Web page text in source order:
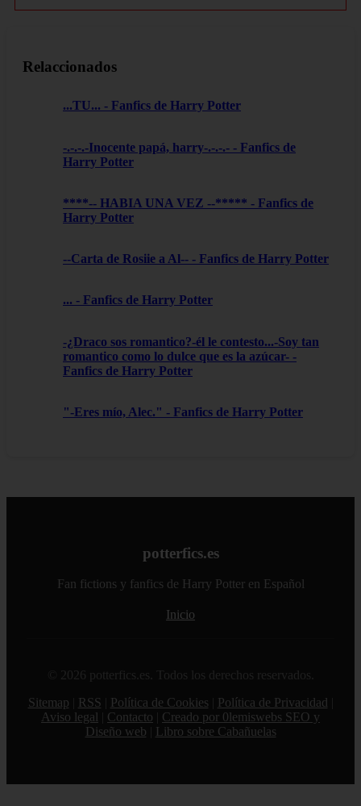
Relaccionados
...TU... - Fanfics de Harry Potter
-.-.-.-Inocente papá, harry-.-.-.- - Fanfics de
Harry Potter
****-- HABIA UNA VEZ --***** - Fanfics de
Harry Potter
--Carta de Rosiie a Al-- - Fanfics de Harry Potter
... - Fanfics de Harry Potter
-¿Draco sos romantico?-él le contesto...-Soy tan
romantico como lo dulce que es la azúcar- -
Fanfics de Harry Potter
"-Eres mío, Alec." - Fanfics de Harry Potter
potterfics.es
Fan fictions y fanfics de Harry Potter en Español
Inicio
© 2026 potterfics.es. Todos los derechos reservados.
Sitemap
RSS Política de Cookies Política de Privacidad
Aviso legal
Contacto
Creado por 0lemiswebs SEO y
Diseño web
Libro sobre Cabañuelas